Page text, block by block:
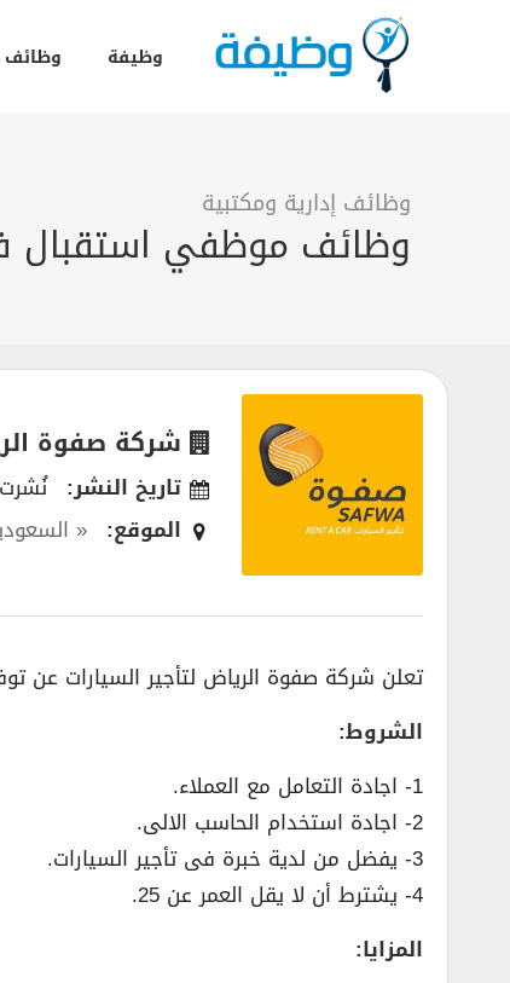
وظيفة وظائف
وظائف إدارية ومكتبية
وظائف موظفي استقبال
شركة صفوة
تاريخ النشر: نُشرت في
الموقع: «
تعلن شركة صفوة الرياض لتأجير السيارات عن
الشروط:
1- اجادة التعامل مع العملاء.
2- اجادة استخدام الحاسب الالى.
3- يفضل من لدية خبرة فى تأجير السيارات.
4- يشترط أن لا يقل العمر عن 25.
المزايا: